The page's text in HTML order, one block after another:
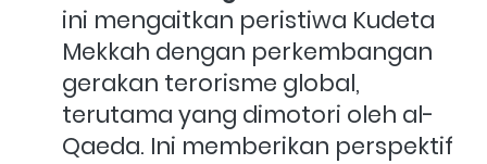
ini mengaitkan peristiwa Kudeta
Mekkah dengan perkembangan
gerakan terorisme global,
terutama yang dimotori oleh al-
Qaeda. Ini memberikan perspektif